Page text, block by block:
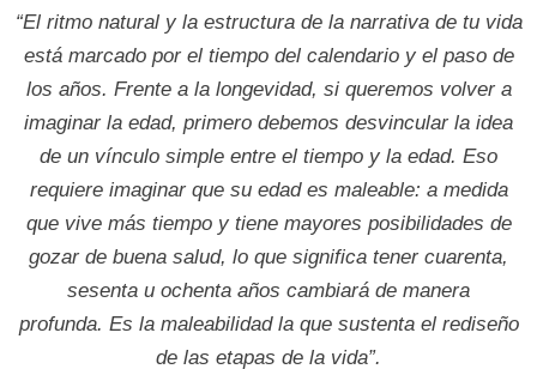
“El ritmo natural y la estructura de la narrativa de tu vida
está marcado por el tiempo del calendario y el paso de
los años. Frente a la longevidad, si queremos volver a
imaginar la edad, primero debemos desvincular la idea
de un vínculo simple entre el tiempo y la edad. Eso
requiere imaginar que su edad es maleable: a medida
que vive más tiempo y tiene mayores posibilidades de
gozar de buena salud, lo que significa tener cuarenta,
sesenta u ochenta años cambiará de manera
profunda. Es la maleabilidad la que sustenta el rediseño
de las etapas de la vida”.